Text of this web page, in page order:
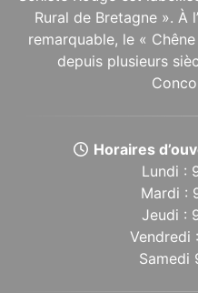
Rural de Bretagne ». À
remarquable, le «
depuis plusieurs
Horaires
Lundi :
Mardi :
Jeudi :
Vendredi
Samedi